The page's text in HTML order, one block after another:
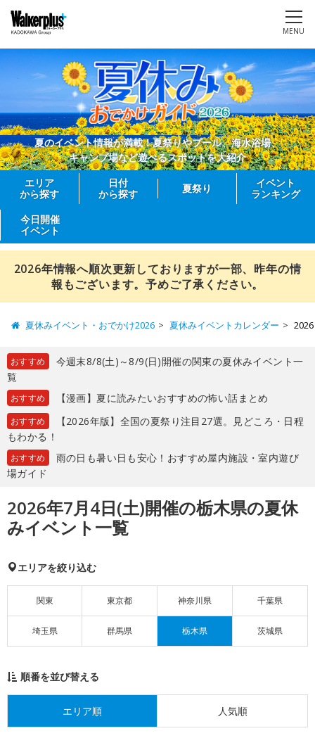
MENU
夏のイベント情報が満載！夏祭りやプール、海水浴場、
キャンプ場など遊べるスポットを大紹介
エリア
から探す
日付
から探す
夏祭り
イベント
ランキング
今日開催
イベント
2026年情報へ順次更新しておりますが一部、昨年の情
報もございます。予めご了承ください。
夏休みイベント・おでかけ2026 夏休みイベントカレンダー
おすすめ
今週末8/8(土)～8/9(日)開催の関東の夏休みイベント一
覧
おすすめ 【漫画】夏に読みたいおすすめの怖い話まとめ
おすすめ
【2026年版】全国の夏祭り注目27選。見どころ・日程
もわかる！
おすすめ
雨の日も暑い日も安心！おすすめ屋内施設・室内遊び
場ガイド
2026年7月4日(土)開催の栃木県の夏休
みイベント一覧
エリアを絞り込む
関東 東京都 神奈川県 千葉県
埼玉県 群馬県 栃木県 茨城県
順番を並び替える
エリア順 人気順